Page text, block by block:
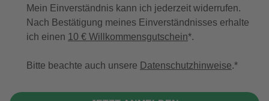
Mein Einverständnis kann ich jederzeit widerrufen.
Nach Bestätigung meines Einverständnisses erhalte
ich einen 10 € Willkommensgutschein*.
Bitte beachte auch unsere Datenschutzhinweise.